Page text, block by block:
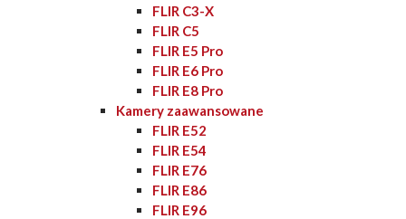
FLIR C3-X
FLIR C5
FLIR E5 Pro
FLIR E6 Pro
FLIR E8 Pro
Kamery zaawansowane
FLIR E52
FLIR E54
FLIR E76
FLIR E86
FLIR E96